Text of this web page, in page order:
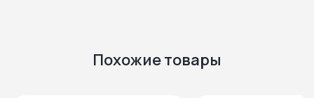
Похожие товары